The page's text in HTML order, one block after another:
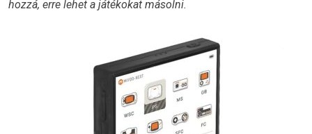
hozzá, erre lehet a játékokat másolni.